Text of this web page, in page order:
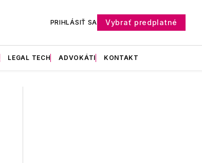
PRIHLÁSIŤ SA Vybrať predplatné
LEGAL TECH ADVOKÁTI KONTAKT